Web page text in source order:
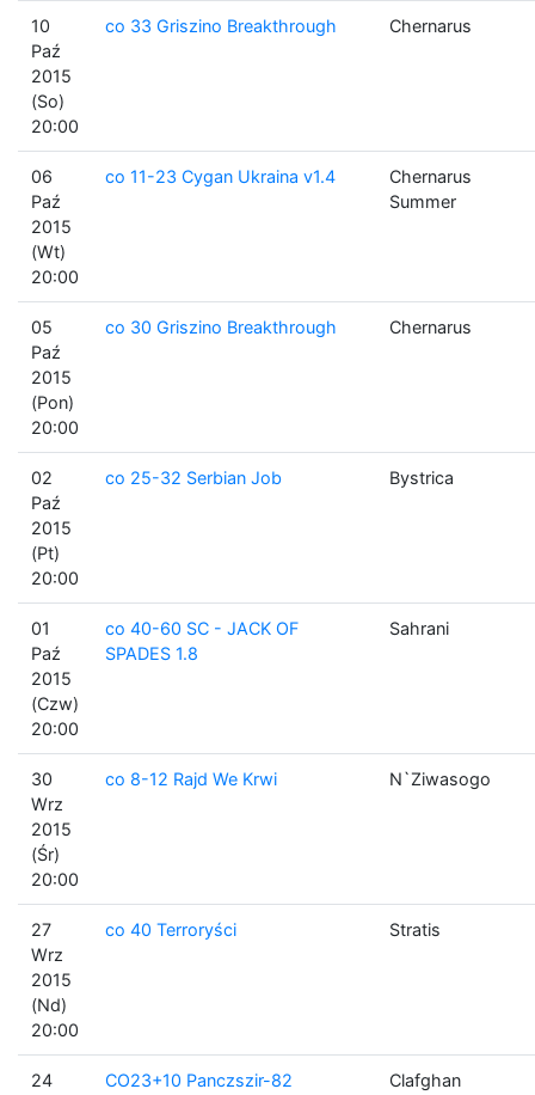
10
Paź
2015
(So)
20:00
co 33 Griszino Breakthrough Chernarus
06
Paź
2015
(Wt)
20:00
co 11-23 Cygan Ukraina v1.4
Chernarus
Summer
05
Paź
2015
(Pon)
20:00
co 30 Griszino Breakthrough Chernarus
02
Paź
2015
(Pt)
20:00
co 25-32 Serbian Job Bystrica
01
Paź
2015
(Czw)
20:00
co 40-60 SC - JACK OF
SPADES 1.8
Sahrani
30
Wrz
2015
(Śr)
20:00
co 8-12 Rajd We Krwi N`Ziwasogo
27
Wrz
2015
(Nd)
20:00
co 40 Terroryści Stratis
24 CO23+10 Panczszir-82 Clafghan